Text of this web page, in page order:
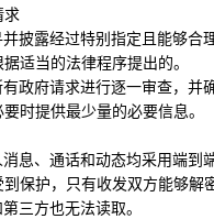
求
披露经过特别指定且能够合
适当的法律程序提出的。
政府请求进行逐一审查，并
时提供最少量的必要信息。
息、通话和动态均采用端到
保护，只有收发双方能够解
三方也无法读取。